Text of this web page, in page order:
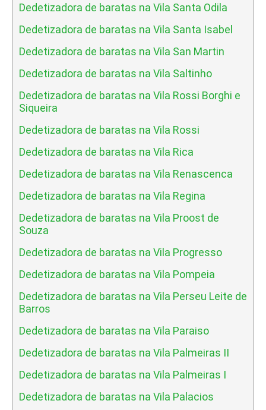
Dedetizadora de baratas na Vila Santa Odila
Dedetizadora de baratas na Vila Santa Isabel
Dedetizadora de baratas na Vila San Martin
Dedetizadora de baratas na Vila Saltinho
Dedetizadora de baratas na Vila Rossi Borghi e
Siqueira
Dedetizadora de baratas na Vila Rossi
Dedetizadora de baratas na Vila Rica
Dedetizadora de baratas na Vila Renascenca
Dedetizadora de baratas na Vila Regina
Dedetizadora de baratas na Vila Proost de
Souza
Dedetizadora de baratas na Vila Progresso
Dedetizadora de baratas na Vila Pompeia
Dedetizadora de baratas na Vila Perseu Leite de
Barros
Dedetizadora de baratas na Vila Paraiso
Dedetizadora de baratas na Vila Palmeiras II
Dedetizadora de baratas na Vila Palmeiras I
Dedetizadora de baratas na Vila Palacios